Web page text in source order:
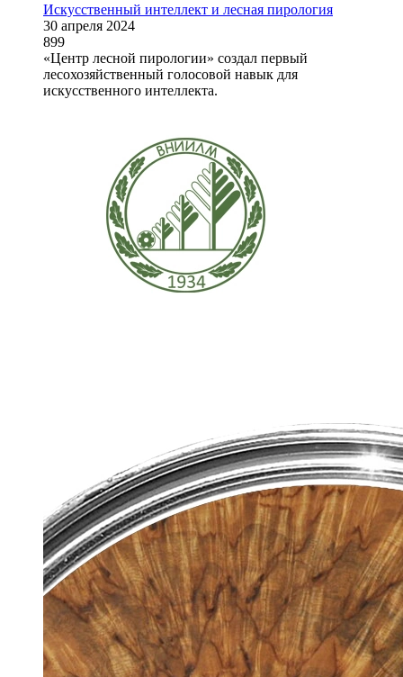
Искусственный интеллект и лесная пирология
30 апреля 2024
899
«Центр лесной пирологии» создал первый
лесохозяйственный голосовой навык для
искусственного интеллекта.